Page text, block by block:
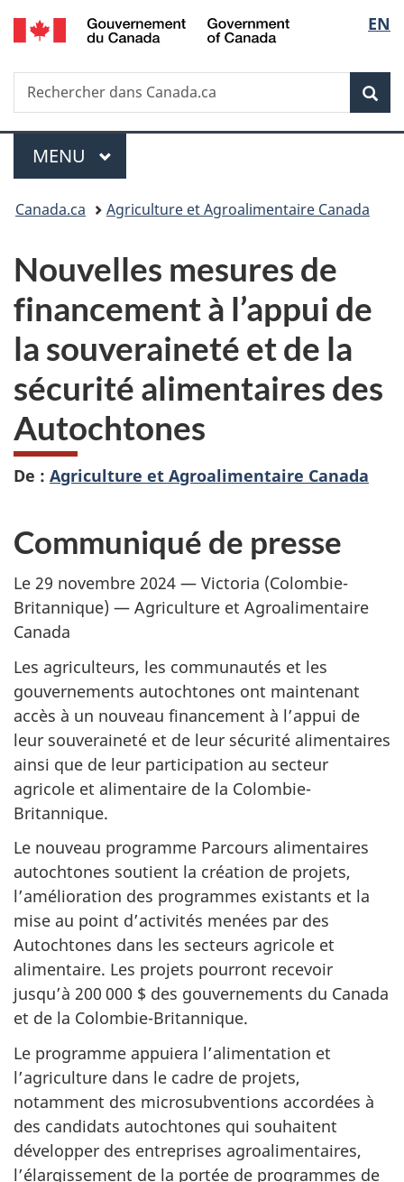
Passer
au
principal
Passer
à
Au
du
Passer
à
version
simplifiée
de
la
EN
Recherche
Rechercher
dans
Menu
MENU PRINCIPAL
Vous
ici :
Canada.ca Agriculture et Agroalimentaire Canada
Nouvelles mesures de
financement à l’appui de
la souveraineté et de la
sécurité alimentaires des
Autochtones
De : Agriculture et Agroalimentaire Canada
Communiqué de presse
Le 29 novembre 2024 — Victoria (Colombie-
Britannique) — Agriculture et Agroalimentaire
Canada
Les agriculteurs, les communautés et les
gouvernements autochtones ont maintenant
accès à un nouveau financement à l’appui de
leur souveraineté et de leur sécurité alimentaires
ainsi que de leur participation au secteur
agricole et alimentaire de la Colombie-
Britannique.
Le nouveau programme Parcours alimentaires
autochtones soutient la création de projets,
l’amélioration des programmes existants et la
mise au point d’activités menées par des
Autochtones dans les secteurs agricole et
alimentaire. Les projets pourront recevoir
jusqu’à 200 000 $ des gouvernements du Canada
et de la Colombie-Britannique.
Le programme appuiera l’alimentation et
l’agriculture dans le cadre de projets,
notamment des microsubventions accordées à
des candidats autochtones qui souhaitent
développer des entreprises agroalimentaires,
l’élargissement de la portée de programmes de